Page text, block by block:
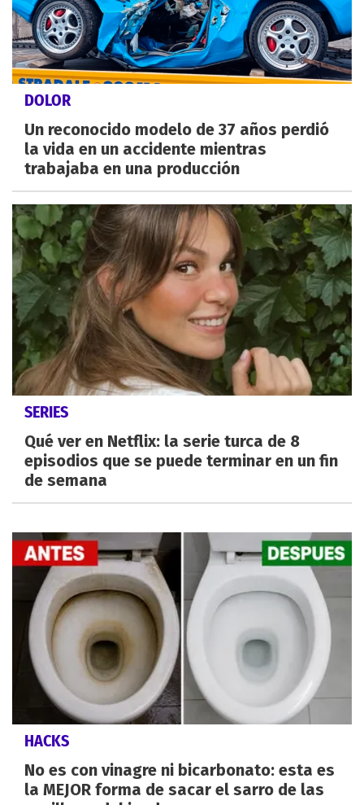
DOLOR
Un reconocido modelo de 37 años perdió
la vida en un accidente mientras
trabajaba en una producción
SERIES
Qué ver en Netflix: la serie turca de 8
episodios que se puede terminar en un fin
de semana
HACKS
No es con vinagre ni bicarbonato: esta es
la MEJOR forma de sacar el sarro de las